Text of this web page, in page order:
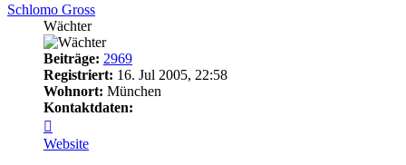
Schlomo Gross
Wächter
Beiträge: 2969
Registriert: 16. Jul 2005, 22:58
Wohnort: München
Kontaktdaten:
von
Schlomo
Website